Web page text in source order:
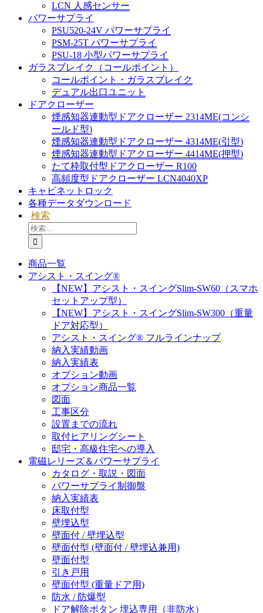
LCN 人感センサー
パワーサプライ
PSU520-24V パワーサプライ
PSM-25T パワーサプライ
PSU-18 小型パワーサプライ
ガラスブレイク（コールポイント）
コールポイント・ガラスブレイク
デュアル出口ユニット
ドアクローザー
煙感知器連動型ドアクローザー 2314ME(コンシ
ールド型)
煙感知器連動型ドアクローザー 4314ME(引型)
煙感知器連動型ドアクローザー 4414ME(押型)
たて枠取付型ドアクローザー R100
高頻度型ドアクローザー LCN4040XP
キャビネットロック
各種データダウンロード
検索
検
索
…
商品一覧
アシスト・スイング®
【NEW】アシスト・スイングSlim-SW60（スマホ
セットアップ型）
【NEW】アシスト・スイングSlim-SW300（重量
ドア対応型）
アシスト・スイング® フルラインナップ
納入実績動画
納入実績表
オプション動画
オプション商品一覧
図面
工事区分
設置までの流れ
取付ヒアリングシート
邸宅・高級住宅への導入
電磁レリーズ＆パワーサプライ
カタログ・取説・図面
パワーサプライ制御盤
納入実績表
床取付型
壁埋込型
壁面付 / 壁埋込型
壁面付型 (壁面付 / 壁埋込兼用)
壁面付型
引き戸用
壁面付型 (重量ドア用)
防水 / 防爆型
ドア解除ボタン 埋込専用（非防水）